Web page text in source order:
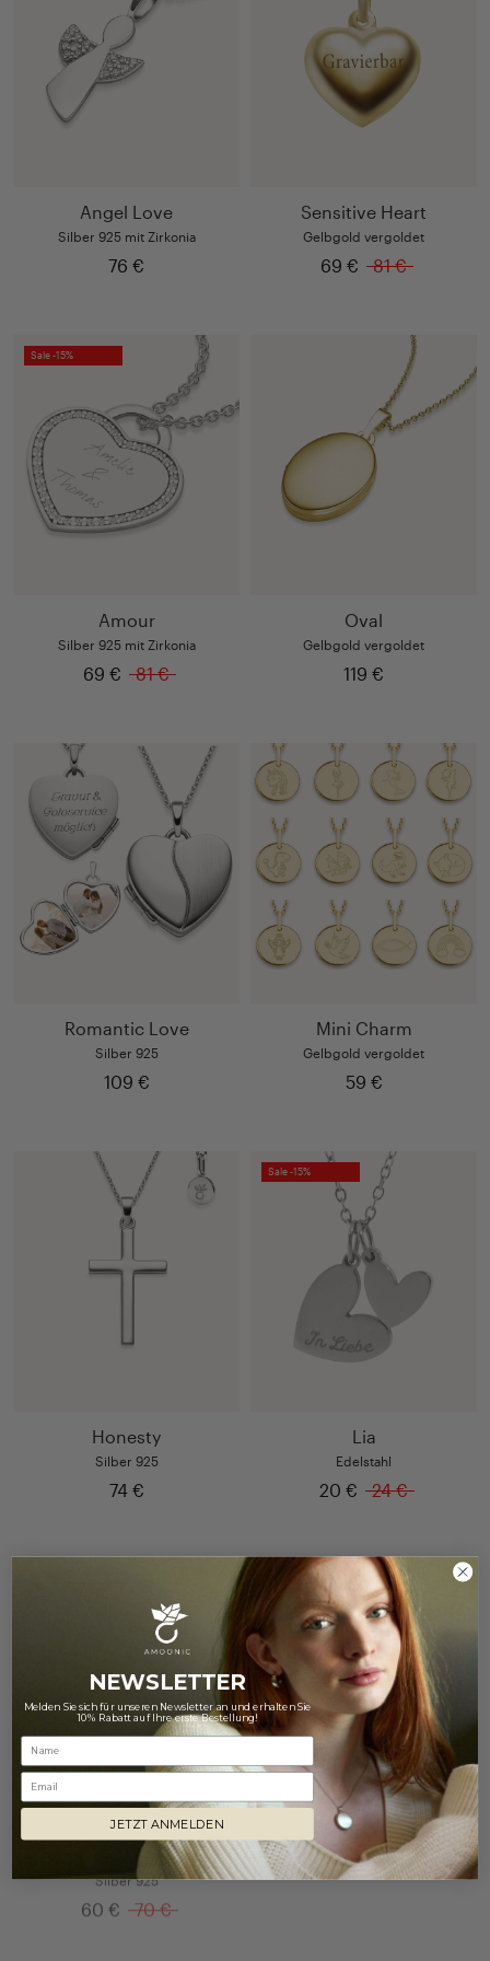
Angel Love
Silber 925 mit Zirkonia
76 €
Sensitive Heart
Gelbgold vergoldet
69 € 81 €
Sale -15%
Amour
Silber 925 mit Zirkonia
69 € 81 €
Oval
Gelbgold vergoldet
119 €
Romantic Love
Silber 925
109 €
Mini Charm
Gelbgold vergoldet
59 €
Honesty
Silber 925
74 €
Sale -15%
Lia
Edelstahl
20 € 24 €
Sensitive Heart
Silber 925
60 € 70 €
Romantic Love
Rosegold vergoldet
NEWSLETTER
Melden Sie sich für unseren Newsletter an und erhalten Sie
10% Rabatt auf Ihre erste Bestellung!
Email
JETZT ANMELDEN